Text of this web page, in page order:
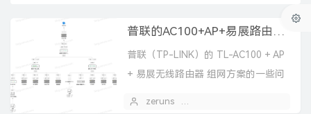
普联的AC100+AP+易展路由组网方案的一些问题
普联（TP-LINK）的 TL-AC100 + AP
+ 易展无线路由器 组网方案的一些问
zeruns